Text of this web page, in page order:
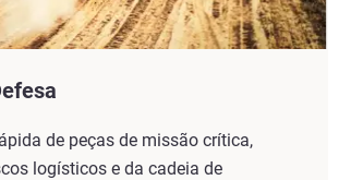
de peças de missão crítica,
logísticos e da cadeia de